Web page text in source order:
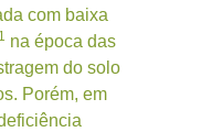
com baixa
na época das
do solo
Porém, em